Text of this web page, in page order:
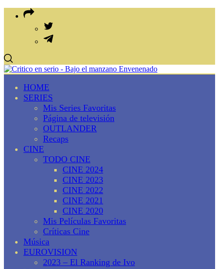
HOME
SERIES
Mis Series Favoritas
Página de televisión
OUTLANDER
Recaps
CINE
TODO CINE
CINE 2024
CINE 2023
CINE 2022
CINE 2021
CINE 2020
Mis Películas Favoritas
Críticas Cine
Música
EUROVISION
2023 – El Ranking de Ivo